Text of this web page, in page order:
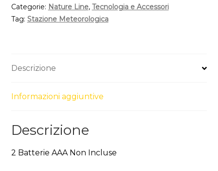
Categorie: Nature Line, Tecnologia e Accessori
Tag: Stazione Meteorologica
Descrizione
Informazioni aggiuntive
Descrizione
2 Batterie AAA Non Incluse